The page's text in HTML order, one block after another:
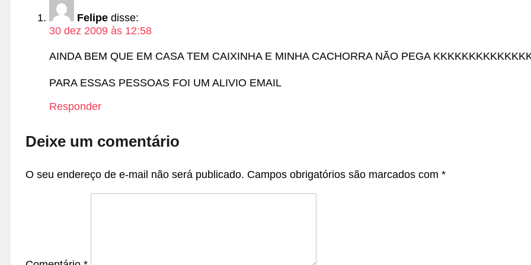
Felipe disse:
30 dez 2009 às 12:58
AINDA BEM QUE EM CASA TEM CAIXINHA E MINHA CACHORRA NÃO PEGA
PARA ESSAS PESSOAS FOI UM ALIVIO EMAIL
Responder
Deixe um comentário
O seu endereço de e-mail não será publicado. Campos obrigatórios são marcados com *